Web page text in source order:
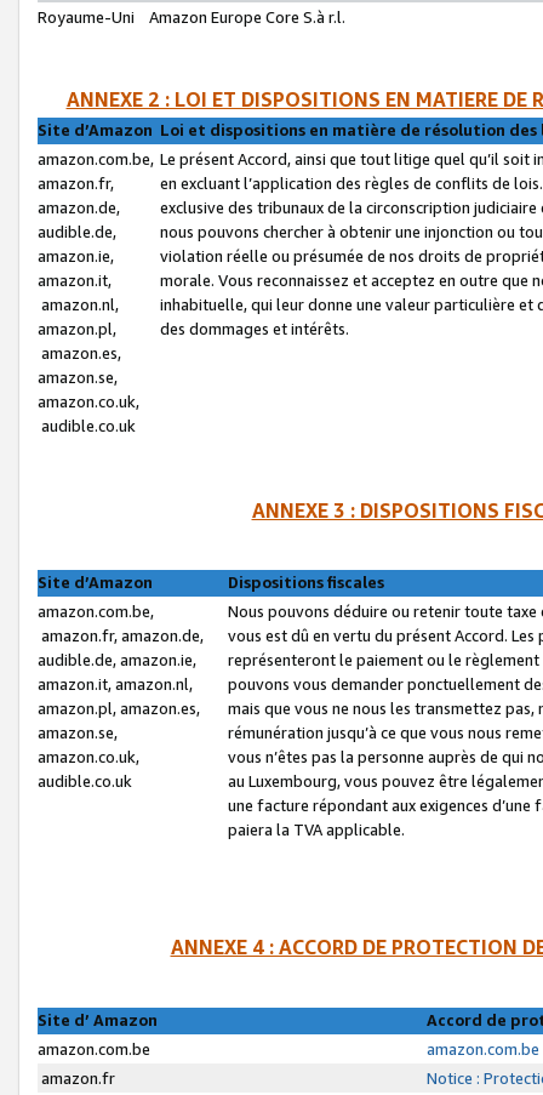
Royaume-Uni
Amazon Europe Core S.à r.l.
ANNEXE 2 : LOI ET DISPOSITIONS EN MATIERE DE
Site d’Amazon Loi et dispositions en matière de résolution
amazon.com.be,
amazon.fr,
amazon.de,
audible.de,
amazon.ie,
amazon.it,
amazon.nl,
amazon.pl,
amazon.es,
amazon.se,
amazon.co.uk,
audible.co.uk
Le présent Accord, ainsi que tout litige quel qu’il soit
en excluant l’application des règles de conflits de
exclusive des tribunaux de la circonscription
nous pouvons chercher à obtenir une injonction ou
violation réelle ou présumée de nos droits de
morale. Vous reconnaissez et acceptez en outre que
inhabituelle, qui leur donne une valeur particulière
des dommages et intérêts.
ANNEXE 3 : DISPOSITIONS
Site d’Amazon
Dispositions fiscales
amazon.com.be,
amazon.fr, amazon.de,
audible.de, amazon.ie,
amazon.it, amazon.nl,
amazon.pl, amazon.es,
amazon.se,
amazon.co.uk,
audible.co.uk
Nous pouvons déduire ou retenir toute
vous est dû en vertu du présent Accord.
représenteront le paiement ou le
pouvons vous demander ponctuellement
mais que vous ne nous les transmettez
rémunération jusqu’à ce que vous nous
vous n’êtes pas la personne auprès de qui
au Luxembourg, vous pouvez être
une facture répondant aux exigences
paiera la TVA applicable.
ANNEXE 4 : ACCORD DE PROTECTION
Site d’ Amazon
Accord de
amazon.com.be
amazon.fr
Notice :